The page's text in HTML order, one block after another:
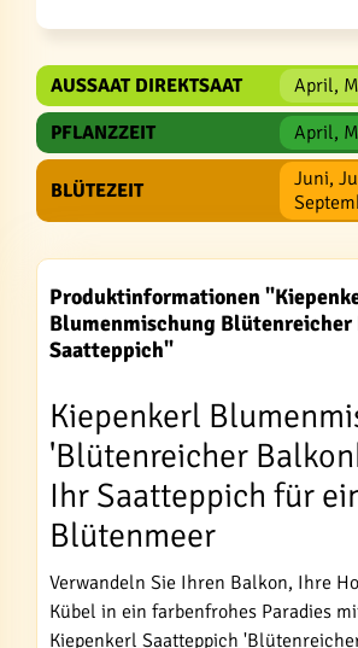
AUSSAAT DIREKTSAAT
April,
PFLANZZEIT
April,
BLÜTEZEIT
Juni,
Produktinformationen
Blumenmischung Blütenreicher
Saatteppich"
Kiepenkerl
'Blütenreicher
Ihr Saatteppich für
Blütenmeer
Verwandeln Sie Ihren Balkon, Ihre
Kübel in ein farbenfrohes Paradies
Kiepenkerl Saatteppich